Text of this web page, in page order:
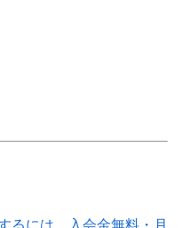
るには、入会金無料・月